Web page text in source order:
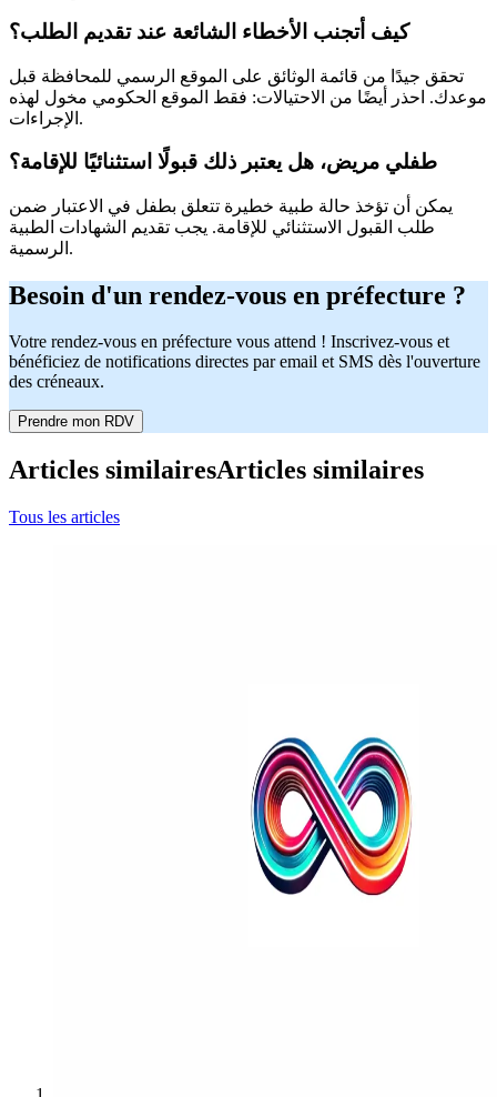
كيف أتجنب الأخطاء الشائعة عند تقديم الطلب؟
تحقق جيدًا من قائمة الوثائق على الموقع الرسمي للمحافظة قبل
موعدك. احذر أيضًا من الاحتيالات: فقط الموقع الحكومي مخول لهذه
الإجراءات.
طفلي مريض، هل يعتبر ذلك قبولًا استثنائيًا للإقامة؟
يمكن أن تؤخذ حالة طبية خطيرة تتعلق بطفل في الاعتبار ضمن
طلب القبول الاستثنائي للإقامة. يجب تقديم الشهادات الطبية
الرسمية.
Besoin d'un rendez-vous en préfecture ?
Votre rendez-vous en préfecture vous attend ! Inscrivez-vous et
bénéficiez de notifications directes par email et SMS dès l'ouverture
des créneaux.
Prendre mon RDV
Articles similairesArticles similaires
Tous les articles